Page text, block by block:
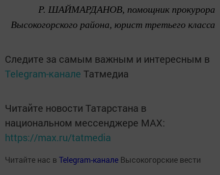
Р. ШАЙМАРДАНОВ, помощник прокурора
Высокогорского района, юрист третьего класса
Следите за самым важным и интересным в
Telegram-канале Татмедиа
Читайте новости Татарстана в
национальном мессенджере MАХ:
https://max.ru/tatmedia
Читайте нас в Telegram-канале Высокогорские вести